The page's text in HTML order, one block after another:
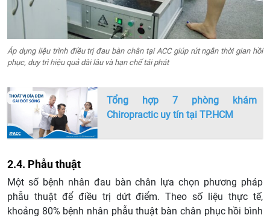
Áp dụng liệu trình điều trị đau bàn chân tại ACC giúp rút ngắn thời gian hồi
phục, duy trì hiệu quả dài lâu và hạn chế tái phát
Tổng hợp 7 phòng khám
Chiropractic uy tín tại TP.HCM
2.4. Phẫu thuật
Một số bệnh nhân đau bàn chân lựa chọn phương pháp
phẫu thuật để điều trị dứt điểm.Theo số liệu thực tế,
khoảng 80% bệnh nhân phẫu thuật bàn chân phục hồi bình